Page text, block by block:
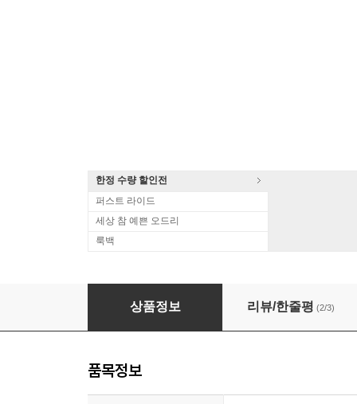
한정 수량 할인전
퍼스트 라이드
세상 참 예쁜 오드리
룩백
Taylor Swift (테일러 스위프트) - 10집
상품정보 리뷰/한줄평 (2/3)
품목정보